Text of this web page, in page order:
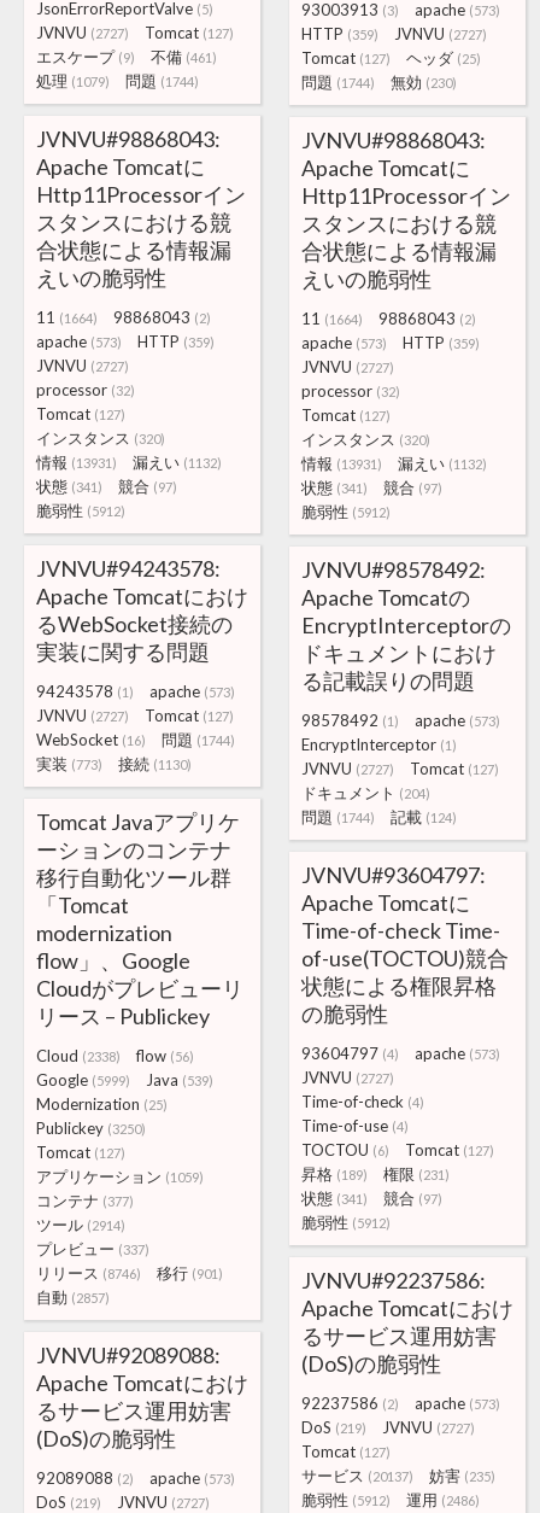
JsonErrorReportValve (5)
JVNVU (2727) Tomcat (127)
エスケープ (9) 不備 (461)
処理 (1079) 問題 (1744)
93003913 (3) apache (573)
HTTP (359) JVNVU (2727)
Tomcat (127) ヘッダ (25)
問題 (1744) 無効 (230)
JVNVU#98868043:
Apache Tomcatに
Http11Processorイン
スタンスにおける競
合状態による情報漏
えいの脆弱性
11 (1664) 98868043 (2)
apache (573) HTTP (359)
JVNVU (2727)
processor (32)
Tomcat (127)
インスタンス (320)
情報 (13931) 漏えい (1132)
状態 (341) 競合 (97)
脆弱性 (5912)
JVNVU#98868043:
Apache Tomcatに
Http11Processorイン
スタンスにおける競
合状態による情報漏
えいの脆弱性
11 (1664) 98868043 (2)
apache (573) HTTP (359)
JVNVU (2727)
processor (32)
Tomcat (127)
インスタンス (320)
情報 (13931) 漏えい (1132)
状態 (341) 競合 (97)
脆弱性 (5912)
JVNVU#94243578:
Apache Tomcatにおけ
るWebSocket接続の
実装に関する問題
94243578 (1) apache (573)
JVNVU (2727) Tomcat (127)
WebSocket (16) 問題 (1744)
実装 (773) 接続 (1130)
JVNVU#98578492:
Apache Tomcatの
EncryptInterceptorの
ドキュメントにおけ
る記載誤りの問題
98578492 (1) apache (573)
EncryptInterceptor (1)
JVNVU (2727) Tomcat (127)
ドキュメント (204)
問題 (1744) 記載 (124)
Tomcat Javaアプリケ
ーションのコンテナ
移行自動化ツール群
「Tomcat
modernization
flow」、Google
Cloudがプレビューリ
リース – Publickey
Cloud (2338) flow (56)
Google (5999) Java (539)
Modernization (25)
Publickey (3250)
Tomcat (127)
アプリケーション (1059)
コンテナ (377)
ツール (2914)
プレビュー (337)
リリース (8746) 移行 (901)
自動 (2857)
JVNVU#93604797:
Apache Tomcatに
Time-of-check Time-
of-use(TOCTOU)競合
状態による権限昇格
の脆弱性
93604797 (4) apache (573)
JVNVU (2727)
Time-of-check (4)
Time-of-use (4)
TOCTOU (6) Tomcat (127)
昇格 (189) 権限 (231)
状態 (341) 競合 (97)
脆弱性 (5912)
JVNVU#92237586:
Apache Tomcatにおけ
るサービス運用妨害
(DoS)の脆弱性
92237586 (2) apache (573)
DoS (219) JVNVU (2727)
Tomcat (127)
サービス (20137) 妨害 (235)
脆弱性 (5912) 運用 (2486)
JVNVU#92089088:
Apache Tomcatにおけ
るサービス運用妨害
(DoS)の脆弱性
92089088 (2) apache (573)
DoS (219) JVNVU (2727)